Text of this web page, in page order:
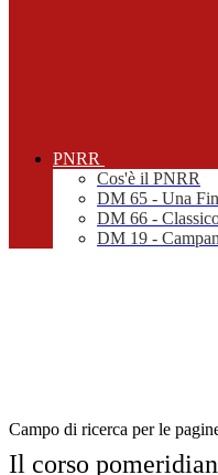
PNRR
Cos'è il PNRR
DM 65 - Una
DM 66 -
DM 19 -
Campo di ricerca per le
Il corso